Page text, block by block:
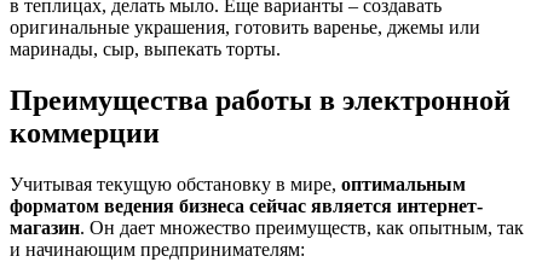
в теплицах, делать мыло. Еще варианты – создавать
оригинальные украшения, готовить варенье, джемы или
маринады, сыр, выпекать торты.
Преимущества работы в электронной
коммерции
Учитывая текущую обстановку в мире, оптимальным
форматом ведения бизнеса сейчас является интернет-
магазин. Он дает множество преимуществ, как опытным, так
и начинающим предпринимателям: